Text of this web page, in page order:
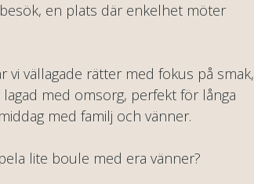
en plats där enkelhet möter
vällagade rätter med fokus på smak,
med omsorg, perfekt för långa
med familj och vänner.
lite boule med era vänner?